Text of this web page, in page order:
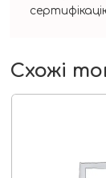
Схожі